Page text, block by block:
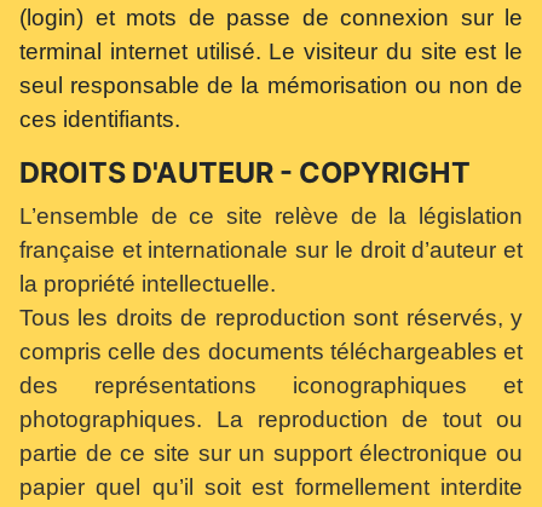
(login) et mots de passe de connexion sur le
terminal internet utilisé. Le visiteur du site est le
seul responsable de la mémorisation ou non de
ces identifiants.
DROITS D'AUTEUR - COPYRIGHT
L’ensemble de ce site relève de la législation
française et internationale sur le droit d’auteur et
la propriété intellectuelle.
Tous les droits de reproduction sont réservés, y
compris celle des documents téléchargeables et
des représentations iconographiques et
photographiques. La reproduction de tout ou
partie de ce site sur un support électronique ou
papier quel qu’il soit est formellement interdite